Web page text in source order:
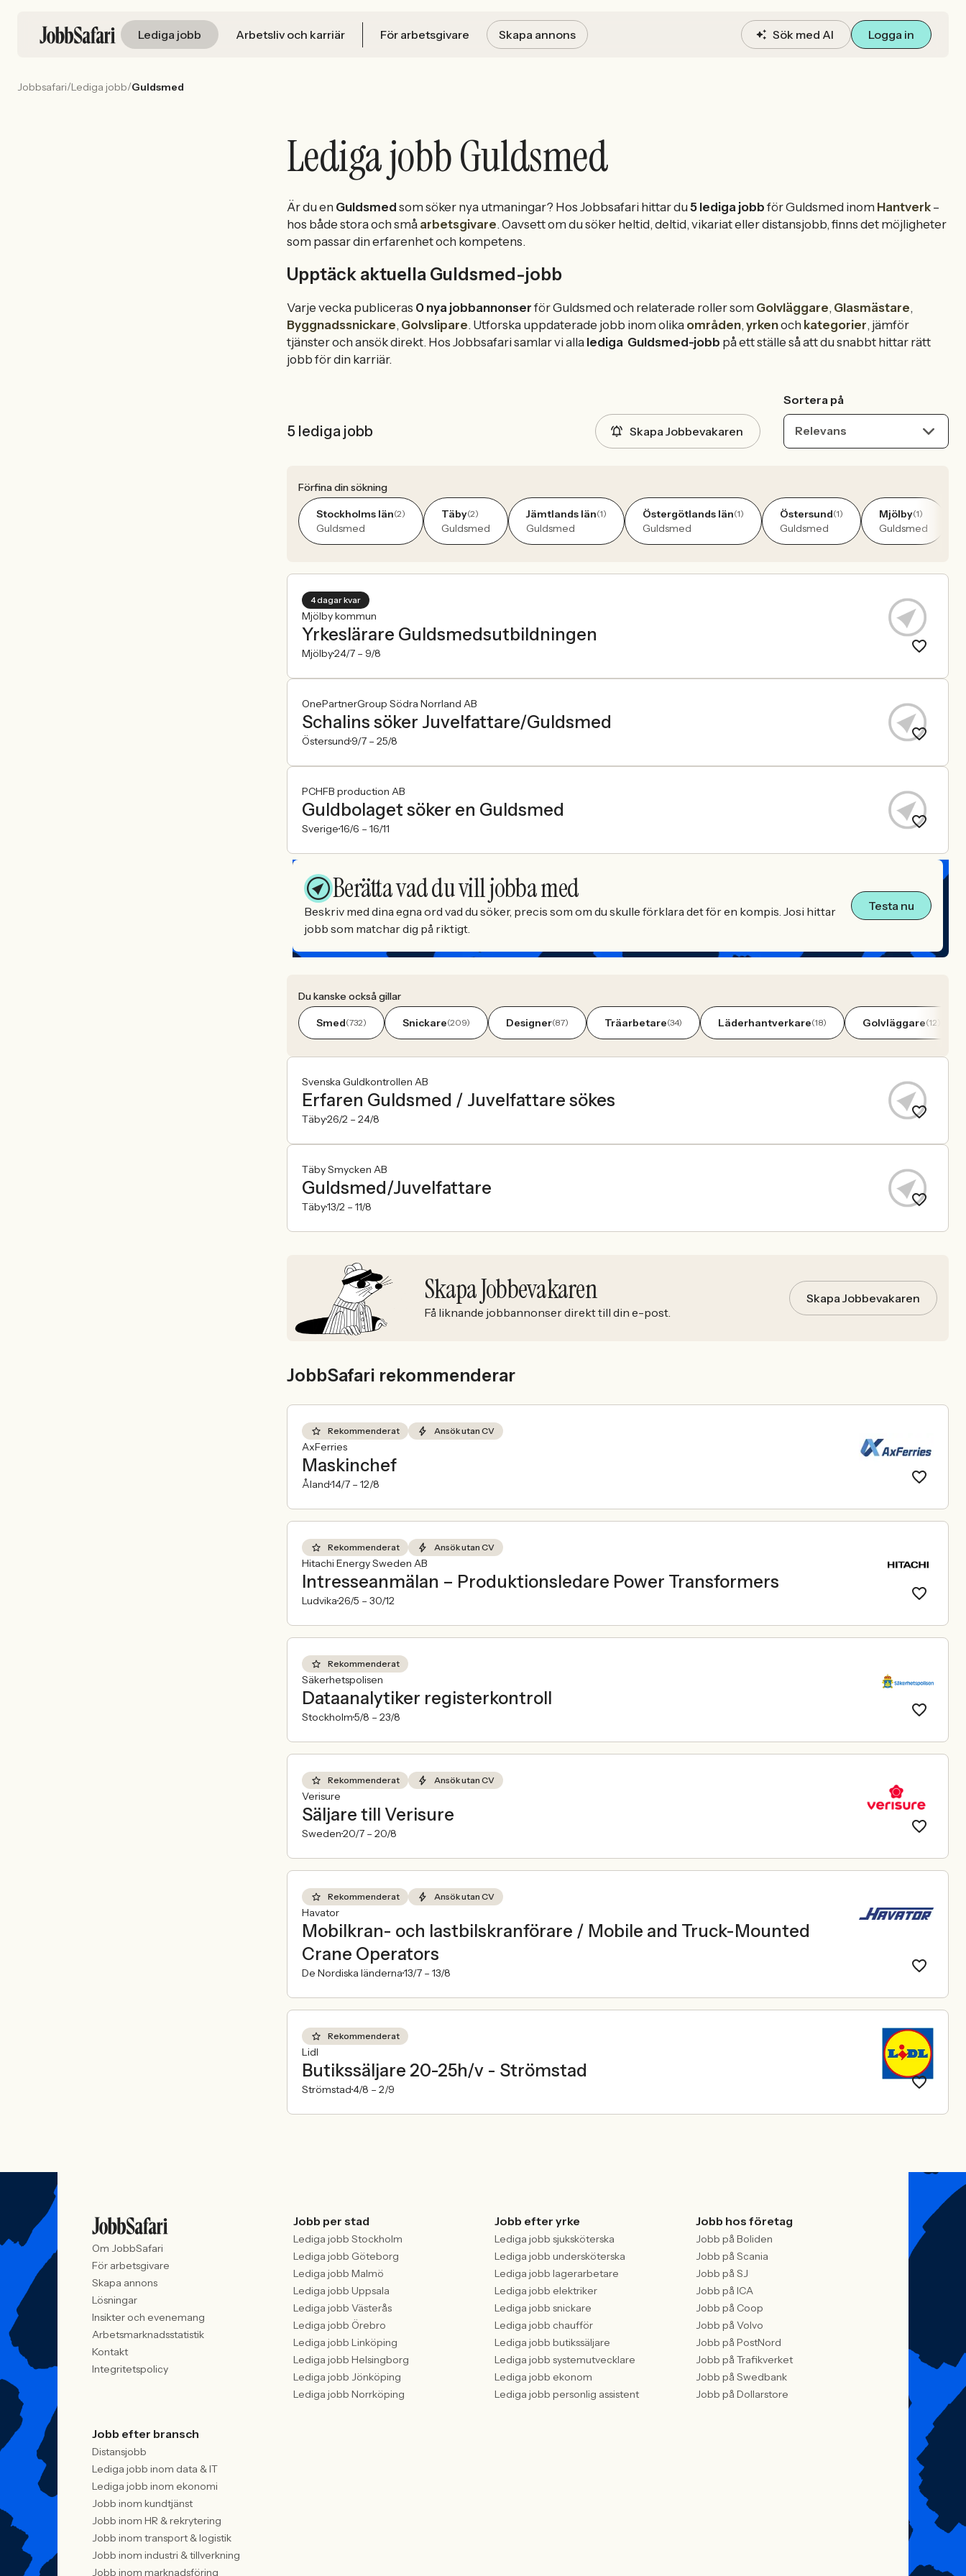
Lediga jobb Arbetsliv och karriär För arbetsgivare Skapa annons Sök med AI Logga in
Jobbsafari/Lediga jobb/Guldsmed
Lediga jobb Guldsmed
Är du en Guldsmed som söker nya utmaningar? Hos Jobbsafari hittar du 5 lediga jobb för Guldsmed inom Hantverk –
hos både stora och små arbetsgivare. Oavsett om du söker heltid, deltid, vikariat eller distansjobb, finns det möjligheter
som passar din erfarenhet och kompetens.
Upptäck aktuella Guldsmed-jobb
Varje vecka publiceras 0 nya jobbannonser för Guldsmed och relaterade roller som Golvläggare, Glasmästare,
Byggnadssnickare, Golvslipare. Utforska uppdaterade jobb inom olika områden,yrkenoch kategorier, jämför
tjänster och ansök direkt. Hos Jobbsafari samlar vi alla lediga Guldsmed-jobb på ett ställe så att du snabbt hittar rätt
jobb för din karriär.
5 lediga jobb Skapa Jobbevakaren
Sortera på
Relevans
Förfina din sökning
Stockholms län(2)
Guldsmed
Täby(2)
Guldsmed
Jämtlands län(1)
Guldsmed
Östergötlands län(1)
Guldsmed
Östersund(1)
Guldsmed
Mjölby(1)
Guldsmed
4 dagar kvar
Mjölby kommun
Yrkeslärare Guldsmedsutbildningen
Mjölby24/7 – 9/8
OnePartnerGroup Södra Norrland AB
Schalins söker Juvelfattare/Guldsmed
Östersund 9/7 – 25/8
PCHFB production AB
Guldbolaget söker en Guldsmed
Sverige16/6 – 16/11
Berätta vad du vill jobba med
Beskriv med dina egna ord vad du söker, precis som om du skulle förklara det för en kompis. Josi hittar
jobb som matchar dig på riktigt.
Testa nu
Du kanske också gillar
Smed(732) Snickare(209) Designer(87) Träarbetare(34) Läderhantverkare(18) Golvläggare(12)
Svenska Guldkontrollen AB
Erfaren Guldsmed / Juvelfattare sökes
Täby26/2 – 24/8
Täby Smycken AB
Guldsmed/Juvelfattare
Täby13/2 – 11/8
Skapa Jobbevakaren
Få liknande jobbannonser direkt till din e-post.
Skapa Jobbevakaren
JobbSafari rekommenderar
Rekommenderat Ansök utan CV
AxFerries
Maskinchef
Åland14/7 – 12/8
Rekommenderat Ansök utan CV
Hitachi Energy Sweden AB
Intresseanmälan – Produktionsledare Power Transformers
Ludvika26/5 – 30/12
Rekommenderat
Säkerhetspolisen
Dataanalytiker registerkontroll
Stockholm5/8 – 23/8
Rekommenderat Ansök utan CV
Verisure
Säljare till Verisure
Sweden20/7 – 20/8
Rekommenderat Ansök utan CV
Havator
Mobilkran- och lastbilskranförare / Mobile and Truck-Mounted
Crane Operators
De Nordiska länderna13/7 – 13/8
Rekommenderat
Lidl
Butikssäljare 20-25h/v - Strömstad
Strömstad4/8 – 2/9
Om JobbSafari
För arbetsgivare
Skapa annons
Lösningar
Insikter och evenemang
Arbetsmarknadsstatistik
Kontakt
Integritetspolicy
Jobb per stad
Lediga jobb Stockholm
Lediga jobb Göteborg
Lediga jobb Malmö
Lediga jobb Uppsala
Lediga jobb Västerås
Lediga jobb Örebro
Lediga jobb Linköping
Lediga jobb Helsingborg
Lediga jobb Jönköping
Lediga jobb Norrköping
Jobb efter yrke
Lediga jobb sjuksköterska
Lediga jobb undersköterska
Lediga jobb lagerarbetare
Lediga jobb elektriker
Lediga jobb snickare
Lediga jobb chaufför
Lediga jobb butikssäljare
Lediga jobb systemutvecklare
Lediga jobb ekonom
Lediga jobb personlig assistent
Jobb hos företag
Jobb på Boliden
Jobb på Scania
Jobb på SJ
Jobb på ICA
Jobb på Coop
Jobb på Volvo
Jobb på PostNord
Jobb på Trafikverket
Jobb på Swedbank
Jobb på Dollarstore
Jobb efter bransch
Distansjobb
Lediga jobb inom data & IT
Lediga jobb inom ekonomi
Jobb inom kundtjänst
Jobb inom HR & rekrytering
Jobb inom transport & logistik
Jobb inom industri & tillverkning
Jobb inom marknadsföring